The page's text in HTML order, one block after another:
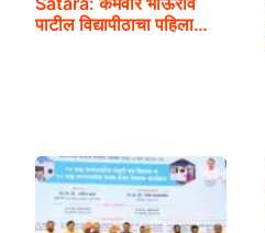
पाटील विद्यापीठाचा पहिला…